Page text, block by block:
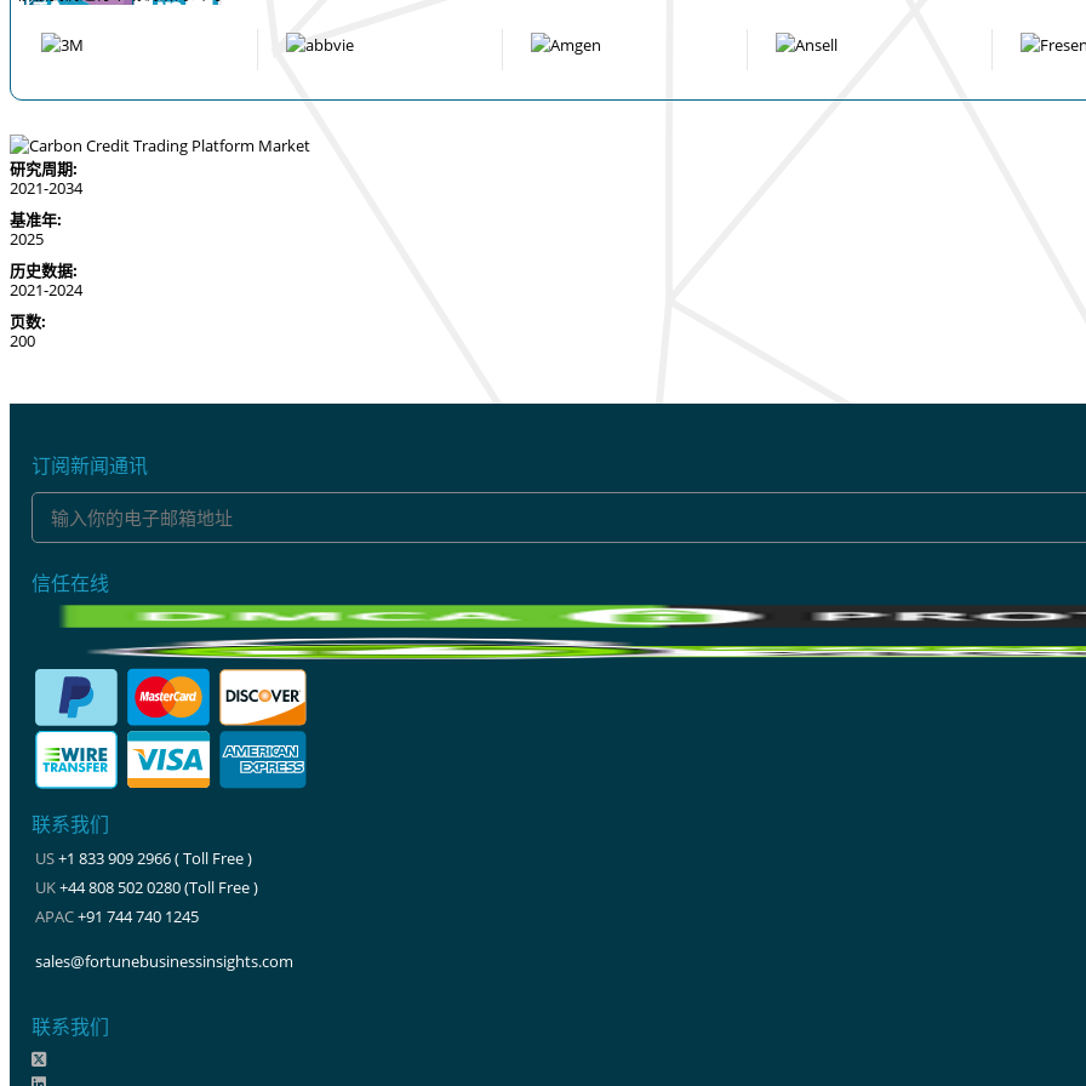
研究周期:
2021-2034
基准年:
2025
历史数据:
2021-2024
页数:
200
订阅新闻通讯
信任在线
联系我们
US+1 833 909 2966 ( Toll Free )
UK+44 808 502 0280 (Toll Free )
APAC+91 744 740 1245
sales@fortunebusinessinsights.com
联系我们